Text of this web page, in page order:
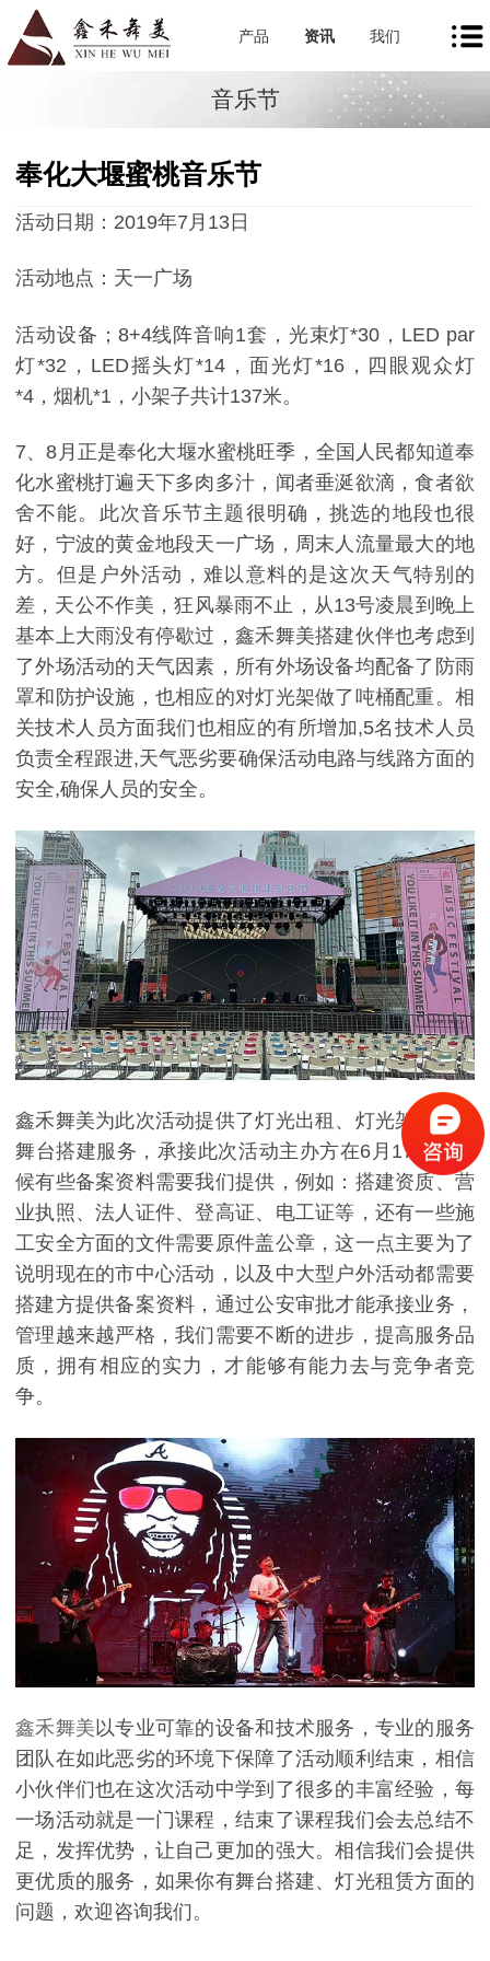
产品 资讯 我们
音乐节
奉化大堰蜜桃音乐节
活动日期：2019年7月13日
活动地点：天一广场
活动设备；8+4线阵音响1套，光束灯*30，LED par
灯*32，LED摇头灯*14，面光灯*16，四眼观众灯
*4，烟机*1，小架子共计137米。
7、8月正是奉化大堰水蜜桃旺季，全国人民都知道奉
化水蜜桃打遍天下多肉多汁，闻者垂涎欲滴，食者欲
舍不能。此次音乐节主题很明确，挑选的地段也很
好，宁波的黄金地段天一广场，周末人流量最大的地
方。但是户外活动，难以意料的是这次天气特别的
差，天公不作美，狂风暴雨不止，从13号凌晨到晚上
基本上大雨没有停歇过，鑫禾舞美搭建伙伴也考虑到
了外场活动的天气因素，所有外场设备均配备了防雨
罩和防护设施，也相应的对灯光架做了吨桶配重。相
关技术人员方面我们也相应的有所增加,5名技术人员
负责全程跟进,天气恶劣要确保活动电路与线路方面的
安全,确保人员的安全。
鑫禾舞美为此次活动提供了灯光出租、灯光架租赁与
舞台搭建服务，承接此次活动主办方在6月17日的时
候有些备案资料需要我们提供，例如：搭建资质、营
业执照、法人证件、登高证、电工证等，还有一些施
工安全方面的文件需要原件盖公章，这一点主要为了
说明现在的市中心活动，以及中大型户外活动都需要
搭建方提供备案资料，通过公安审批才能承接业务，
管理越来越严格，我们需要不断的进步，提高服务品
质，拥有相应的实力，才能够有能力去与竞争者竞
争。
鑫禾舞美 以专业可靠的设备和技术服务，专业的服务
团队在如此恶劣的环境下保障了活动顺利结束，相信
小伙伴们也在这次活动中学到了很多的丰富经验，每
一场活动就是一门课程，结束了课程我们会去总结不
足，发挥优势，让自己更加的强大。相信我们会提供
更优质的服务，如果你有舞台搭建、灯光租赁方面的
问题，欢迎咨询我们。